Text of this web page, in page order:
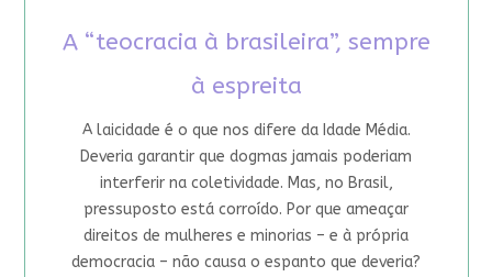
A “teocracia à brasileira”, sempre
à espreita
A laicidade é o que nos difere da Idade Média.
Deveria garantir que dogmas jamais poderiam
interferir na coletividade. Mas, no Brasil,
pressuposto está corroído. Por que ameaçar
direitos de mulheres e minorias – e à própria
democracia – não causa o espanto que deveria?